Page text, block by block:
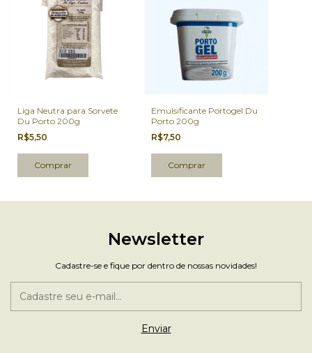
Liga Neutra para Sorvete
Du Porto 200g
R$5,50
Emulsificante Portogel Du
Porto 200g
R$7,50
Newsletter
Cadastre-se e fique por dentro de nossas novidades!